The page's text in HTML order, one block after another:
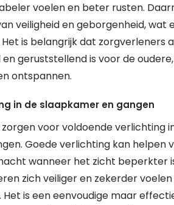
voelen en beter rusten.
veiligheid en geborgenheid, wat
is belangrijk dat
geruststellend is voor de
ontspannen.
in de slaapkamer en gangen
voor voldoende verlichting
Goede verlichting kan helpen
wanneer het zicht beperkter
zich veiliger en zekerder
is een eenvoudige maar